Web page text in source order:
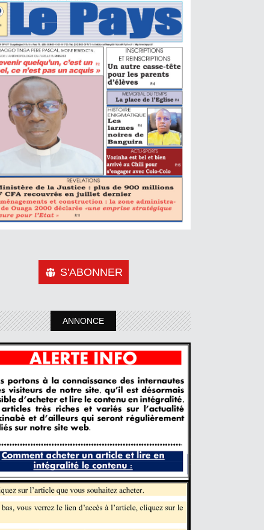
S'ABONNER
ANNONCE